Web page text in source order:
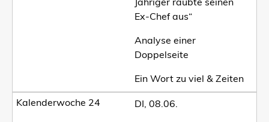
Jähriger raubte seinen
Ex-Chef aus“
Analyse einer
Doppelseite
Ein Wort zu viel & Zeiten
DI, 08.06.